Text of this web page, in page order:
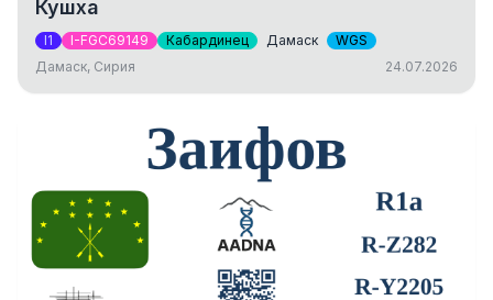
Кушха
I1 I-FGC69149 Кабардинец Дамаск
WGS
Дамаск, Сирия
24.07.2026